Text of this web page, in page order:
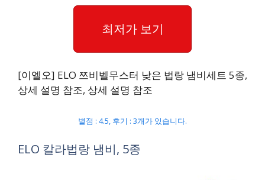
최저가 보기
[이엘오] ELO 쯔비벨무스터 낮은 법랑 냄비세트 5종,
상세 설명 참조, 상세 설명 참조
별점 : 4.5, 후기 : 3개가 있습니다.
ELO 칼라법랑 냄비, 5종